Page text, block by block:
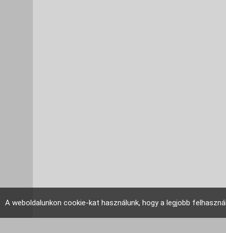
A weboldalunkon cookie-kat használunk, hogy a legjobb